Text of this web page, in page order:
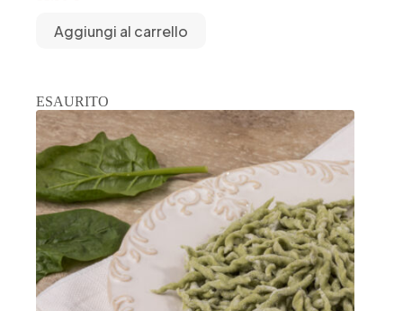
Aggiungi al carrello
ESAURITO